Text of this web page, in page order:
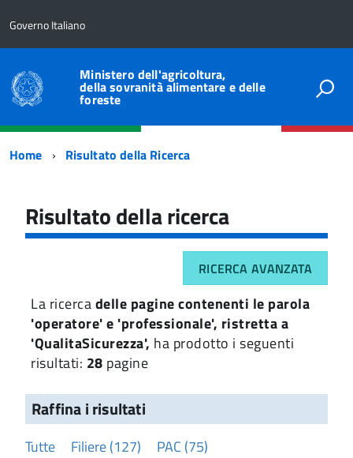
Governo Italiano
Ministero dell'agricoltura,
della sovranità alimentare e delle
foreste
Percorso
navigazione
Home Risultato della Ricerca
Risultato della ricerca
RICERCA AVANZATA
La ricercadelle pagine contenenti le parola
'operatore' e 'professionale', ristretta a
'QualitaSicurezza', ha prodotto i seguenti
risultati: 28 pagine
Raffina i risultati
Tutte Filiere (127)
PAC (75)